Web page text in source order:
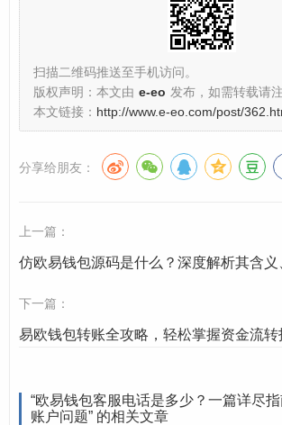
公开客服电话容易
用，进行“假冒客服”诈骗，导致用户
提供电话，可以从源头上杜绝此类风险
技术支持导向：大多数常见问题（如
查询、费率说明等）都可以通过更高
话”，这极有可能是诈骗陷阱，请务必通
官方推荐的正确客服渠道
既然没有直接的客服电话,我们应该如何
官方帮助中心（首选渠道）
扫描二维码推送至手机访问。
版权声明：本文由 e-eo 发布，如需转载请
本文链接： http://www.e-eo.com/post/
分享给朋友：
上一篇：
下一篇：
易欧钱包转账全攻略，轻松掌握资金流转
“欧易钱包客服电话是多少？一篇详尽
账户问题” 的相关文章